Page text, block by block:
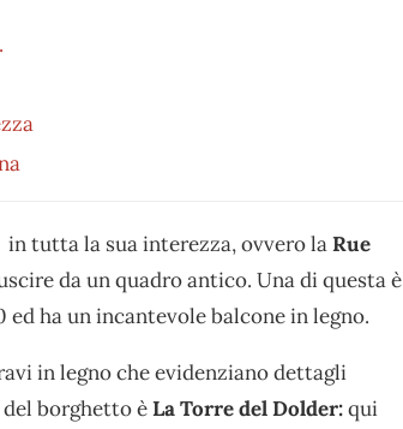
in tutta la sua interezza, ovvero laRue
da un quadro antico. Una di questa è
ha un incantevole balcone in legno.
in legno che evidenziano dettagli
borghetto èLa Torre del Dolder:qui